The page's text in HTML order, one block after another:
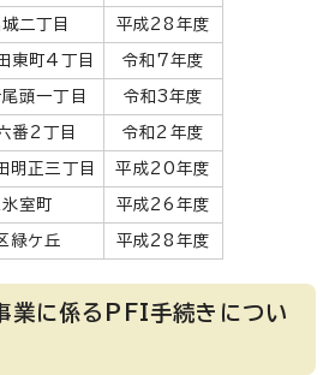
二丁目 平成28年度
東町4丁目 令和7年度
頭一丁目 令和3年度
番2丁目 令和2年度
明正三丁目 平成20年度
室町 平成26年度
緑ケ丘 平成28年度
業に係るPFI手続きについ